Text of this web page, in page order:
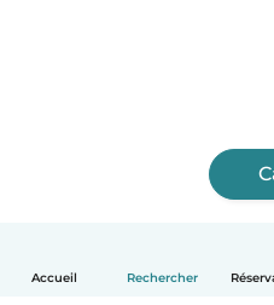
Accueil Rechercher